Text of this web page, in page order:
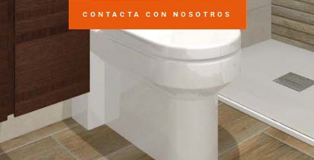
CONTACTA CON NOSOTROS